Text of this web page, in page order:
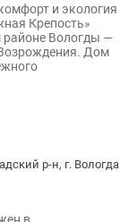
и экология
Крепость»
районе Вологды —
Дом
р-н, г. Вологда
в